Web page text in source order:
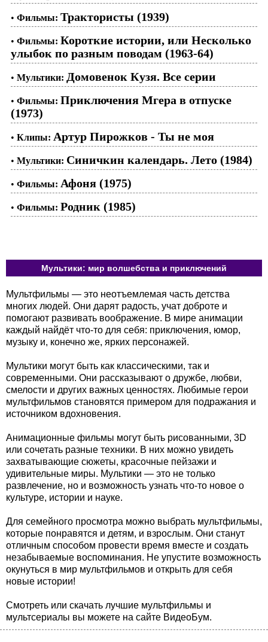
• Фильмы: Трактористы (1939)
• Фильмы: Короткие истории, или Несколько
улыбок по разным поводам (1963-64)
• Мультики: Домовенок Кузя. Все серии
• Фильмы: Приключения Мгера в отпуске
(1973)
• Клипы: Артур Пирожков - Ты не моя
• Мультики: Синичкин календарь. Лето (1984)
• Фильмы: Афоня (1975)
• Фильмы: Родник (1985)
Мультики: мир волшебства и приключений
Мультфильмы — это неотъемлемая часть детства
многих людей. Они дарят радость, учат доброте и
помогают развивать воображение. В мире анимации
каждый найдёт что-то для себя: приключения, юмор,
музыку и, конечно же, ярких персонажей.
Мультики могут быть как классическими, так и
современными. Они рассказывают о дружбе, любви,
смелости и других важных ценностях. Любимые герои
мультфильмов становятся примером для подражания и
источником вдохновения.
Анимационные фильмы могут быть рисованными, 3D
или сочетать разные техники. В них можно увидеть
захватывающие сюжеты, красочные пейзажи и
удивительные миры. Мультики — это не только
развлечение, но и возможность узнать что-то новое о
культуре, истории и науке.
Для семейного просмотра можно выбрать мультфильмы,
которые понравятся и детям, и взрослым. Они станут
отличным способом провести время вместе и создать
незабываемые воспоминания. Не упустите возможность
окунуться в мир мультфильмов и открыть для себя
новые истории!
Смотреть или скачать лучшие мультфильмы и
мультсериалы вы можете на сайте ВидеоБум.